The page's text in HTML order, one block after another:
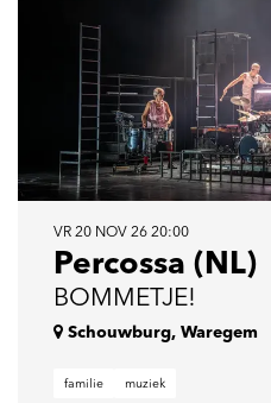
Percossa (NL)
BOMMETJE!
VR 20 NOV 26 20:00
Schouwburg, Waregem
familie muziek